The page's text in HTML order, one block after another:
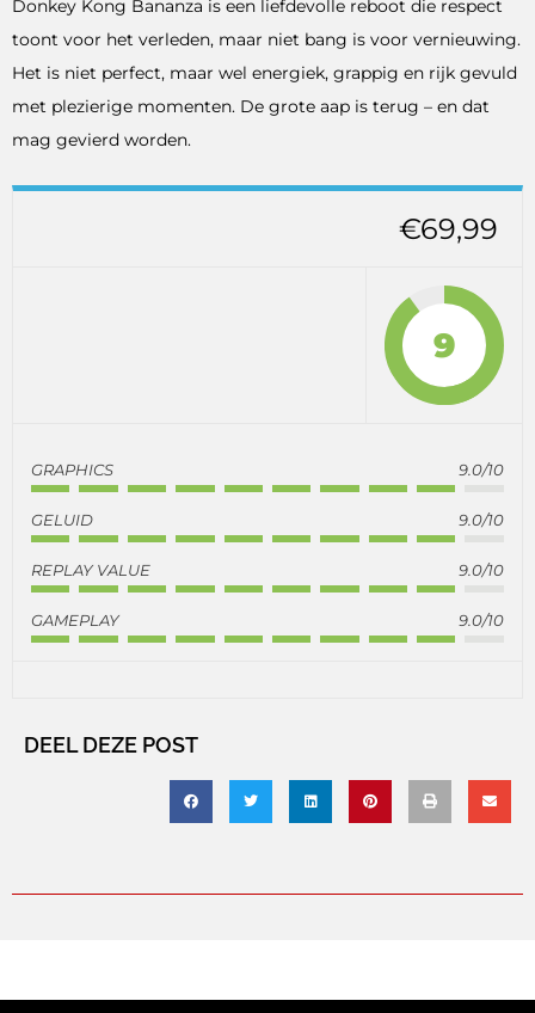
Donkey Kong Bananza is een liefdevolle reboot die respect
toont voor het verleden, maar niet bang is voor vernieuwing.
Het is niet perfect, maar wel energiek, grappig en rijk gevuld
met plezierige momenten. De grote aap is terug – en dat
mag gevierd worden.
€69,99
9
GRAPHICS 9.0/10
GELUID 9.0/10
REPLAY VALUE 9.0/10
GAMEPLAY 9.0/10
DEEL DEZE POST